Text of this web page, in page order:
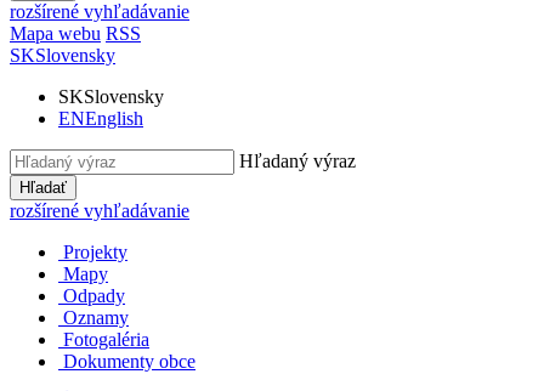
rozšírené vyhľadávanie
Mapa webu RSS
SKSlovensky
SKSlovensky
ENEnglish
Hľadaný výraz
Hľadať
rozšírené vyhľadávanie
Projekty
Mapy
Odpady
Oznamy
Fotogaléria
Dokumenty obce